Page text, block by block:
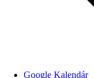
Google Kalendár